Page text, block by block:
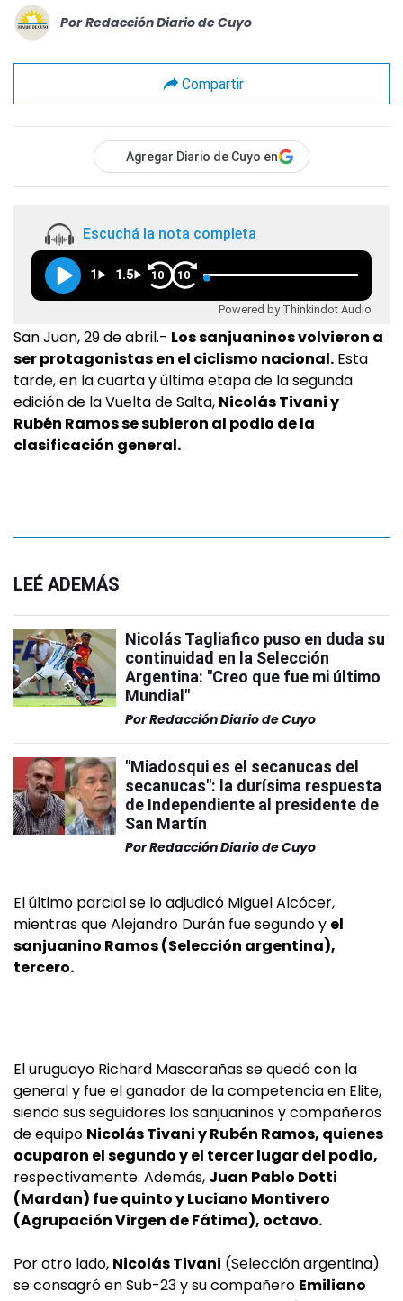
Por Redacción Diario de Cuyo
Compartir
Agregar Diario de Cuyo en
Escuchá la nota completa
1 1.5 10 10
Powered by Thinkindot Audio
San Juan, 29 de abril.- Los sanjuaninos volvieron a
ser protagonistas en el ciclismo nacional. Esta
tarde, en la cuarta y última etapa de la segunda
edición de la Vuelta de Salta, Nicolás Tivani y
Rubén Ramos se subieron al podio de la
clasificación general.
LEÉ ADEMÁS
Nicolás Tagliafico puso en duda su
continuidad en la Selección
Argentina: "Creo que fue mi último
Mundial"
PorRedacción Diario de Cuyo
"Miadosqui es el secanucas del
secanucas": la durísima respuesta
de Independiente al presidente de
San Martín
PorRedacción Diario de Cuyo
El último parcial se lo adjudicó Miguel Alcócer,
mientras que Alejandro Durán fue segundo y el
sanjuanino Ramos (Selección argentina),
tercero.
El uruguayo Richard Mascarañas se quedó con la
general y fue el ganador de la competencia en Elite,
siendo sus seguidores los sanjuaninos y compañeros
de equipo Nicolás Tivani y Rubén Ramos, quienes
ocuparon el segundo y el tercer lugar del podio,
respectivamente. Además, Juan Pablo Dotti
(Mardan) fue quinto y Luciano Montivero
(Agrupación Virgen de Fátima), octavo.
Por otro lado, Nicolás Tivani (Selección argentina)
se consagró en Sub-23 y su compañero Emiliano